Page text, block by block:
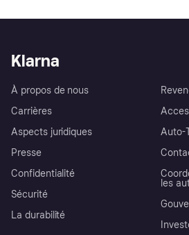
Klarna
À propos de nous
Carrières
Aspects juridiques
Presse
Confidentialité
Sécurité
La durabilité
Auto-
les